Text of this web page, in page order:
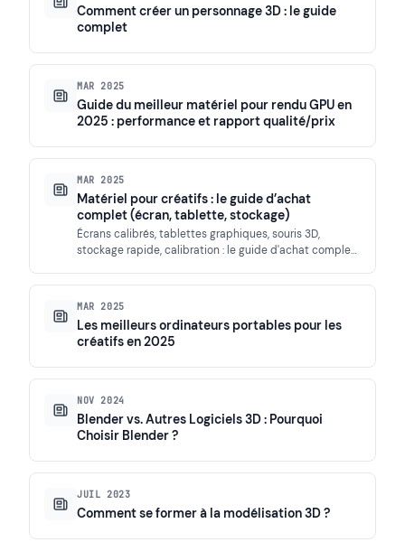
Comment créer un personnage 3D : le guide
complet
MAR 2025
Guide du meilleur matériel pour rendu GPU en
2025 : performance et rapport qualité/prix
MAR 2025
Matériel pour créatifs : le guide d’achat
complet (écran, tablette, stockage)
Écrans calibrés, tablettes graphiques, souris 3D,
stockage rapide, calibration : le guide d'achat complet
MAR 2025
Les meilleurs ordinateurs portables pour les
créatifs en 2025
NOV 2024
Blender vs. Autres Logiciels 3D : Pourquoi
Choisir Blender ?
JUIL 2023
Comment se former à la modélisation 3D ?